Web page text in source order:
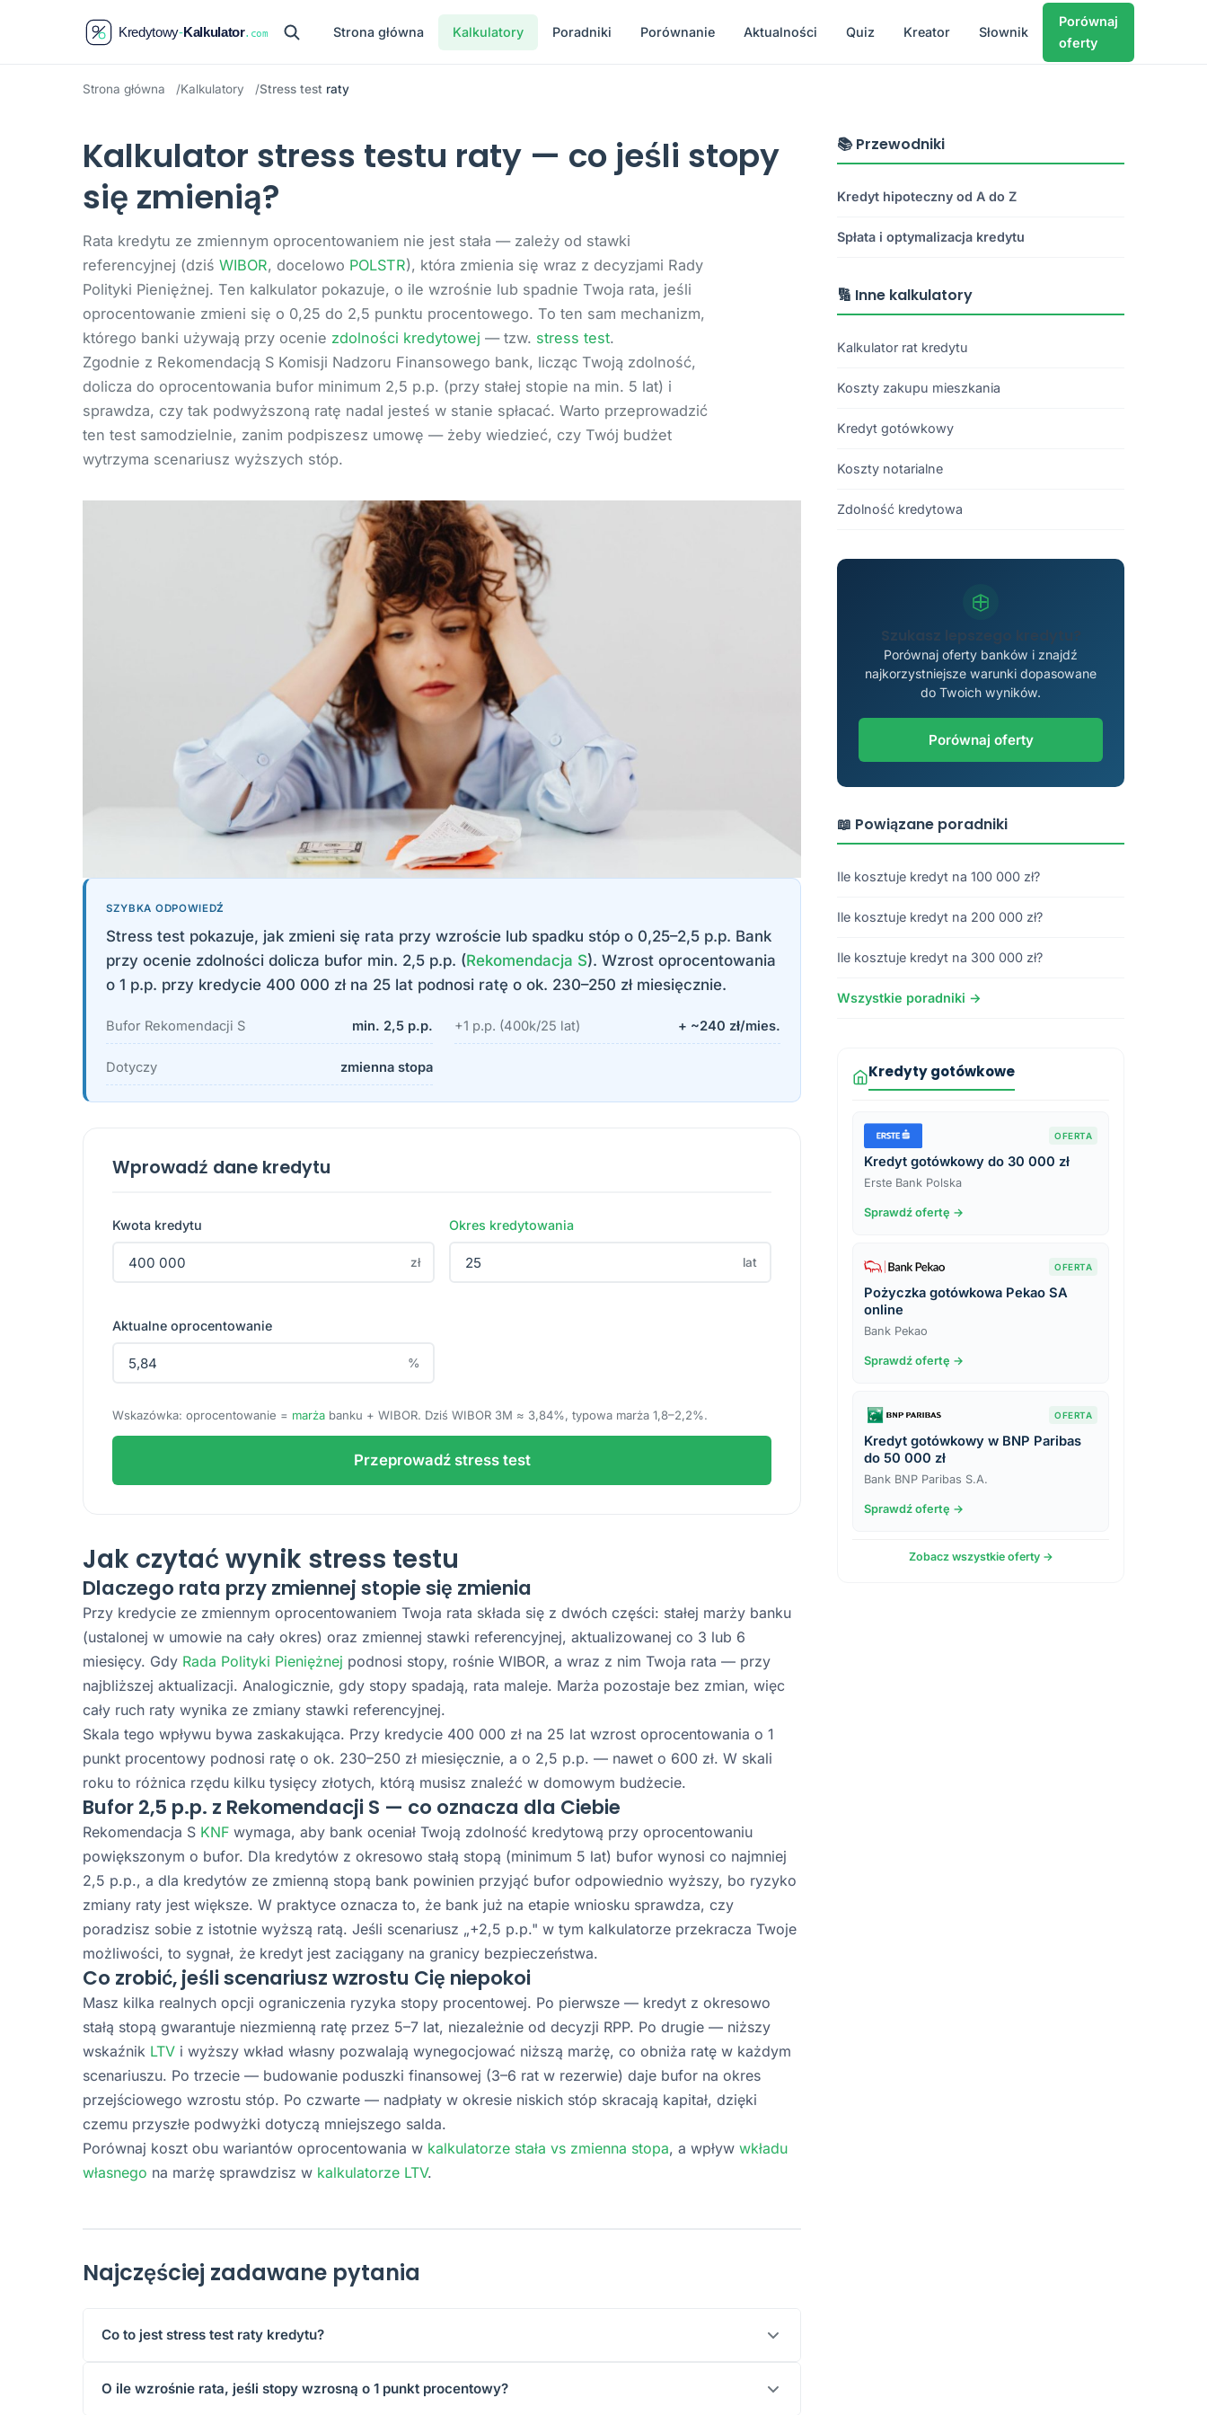
Strona główna Kalkulatory Poradniki Porównanie Aktualności Quiz Kreator Słownik
Porównaj
oferty
Strona główna Kalkulatory Stress test raty
Kalkulator stress testu raty — co jeśli stopy
się zmienią?
Rata kredytu ze zmiennym oprocentowaniem nie jest stała — zależy od stawki
referencyjnej (dziś WIBOR, docelowo POLSTR), która zmienia się wraz z decyzjami Rady
Polityki Pieniężnej. Ten kalkulator pokazuje, o ile wzrośnie lub spadnie Twoja rata, jeśli
oprocentowanie zmieni się o 0,25 do 2,5 punktu procentowego. To ten sam mechanizm,
którego banki używają przy ocenie zdolności kredytowej — tzw. stress test.
Zgodnie z Rekomendacją S Komisji Nadzoru Finansowego bank, licząc Twoją zdolność,
dolicza do oprocentowania bufor minimum 2,5 p.p. (przy stałej stopie na min. 5 lat) i
sprawdza, czy tak podwyższoną ratę nadal jesteś w stanie spłacać. Warto przeprowadzić
ten test samodzielnie, zanim podpiszesz umowę — żeby wiedzieć, czy Twój budżet
wytrzyma scenariusz wyższych stóp.
SZYBKA ODPOWIEDŹ
Stress test pokazuje, jak zmieni się rata przy wzroście lub spadku stóp o 0,25–2,5 p.p. Bank
przy ocenie zdolności dolicza bufor min. 2,5 p.p. (Rekomendacja S). Wzrost oprocentowania
o 1 p.p. przy kredycie 400 000 zł na 25 lat podnosi ratę o ok. 230–250 zł miesięcznie.
Bufor Rekomendacji S min. 2,5 p.p. +1 p.p. (400k/25 lat) + ~240 zł/mies.
Dotyczy zmienna stopa
Wprowadź dane kredytu
Kwota kredytu
zł
Okres kredytowania
lat
Aktualne oprocentowanie
%
Wskazówka: oprocentowanie = marża banku + WIBOR. Dziś WIBOR 3M ≈ 3,84%, typowa marża 1,8–2,2%.
Przeprowadź stress test
Jak czytać wynik stress testu
Dlaczego rata przy zmiennej stopie się zmienia
Przy kredycie ze zmiennym oprocentowaniem Twoja rata składa się z dwóch części: stałej marży banku
(ustalonej w umowie na cały okres) oraz zmiennej stawki referencyjnej, aktualizowanej co 3 lub 6
miesięcy. Gdy Rada Polityki Pieniężnej podnosi stopy, rośnie WIBOR, a wraz z nim Twoja rata — przy
najbliższej aktualizacji. Analogicznie, gdy stopy spadają, rata maleje. Marża pozostaje bez zmian, więc
cały ruch raty wynika ze zmiany stawki referencyjnej.
Skala tego wpływu bywa zaskakująca. Przy kredycie 400 000 zł na 25 lat wzrost oprocentowania o 1
punkt procentowy podnosi ratę o ok. 230–250 zł miesięcznie, a o 2,5 p.p. — nawet o 600 zł. W skali
roku to różnica rzędu kilku tysięcy złotych, którą musisz znaleźć w domowym budżecie.
Bufor 2,5 p.p. z Rekomendacji S — co oznacza dla Ciebie
Rekomendacja S KNF wymaga, aby bank oceniał Twoją zdolność kredytową przy oprocentowaniu
powiększonym o bufor. Dla kredytów z okresowo stałą stopą (minimum 5 lat) bufor wynosi co najmniej
2,5 p.p., a dla kredytów ze zmienną stopą bank powinien przyjąć bufor odpowiednio wyższy, bo ryzyko
zmiany raty jest większe. W praktyce oznacza to, że bank już na etapie wniosku sprawdza, czy
poradzisz sobie z istotnie wyższą ratą. Jeśli scenariusz „+2,5 p.p." w tym kalkulatorze przekracza Twoje
możliwości, to sygnał, że kredyt jest zaciągany na granicy bezpieczeństwa.
Co zrobić, jeśli scenariusz wzrostu Cię niepokoi
Masz kilka realnych opcji ograniczenia ryzyka stopy procentowej. Po pierwsze — kredyt z okresowo
stałą stopą gwarantuje niezmienną ratę przez 5–7 lat, niezależnie od decyzji RPP. Po drugie — niższy
wskaźnik LTV i wyższy wkład własny pozwalają wynegocjować niższą marżę, co obniża ratę w każdym
scenariuszu. Po trzecie — budowanie poduszki finansowej (3–6 rat w rezerwie) daje bufor na okres
przejściowego wzrostu stóp. Po czwarte — nadpłaty w okresie niskich stóp skracają kapitał, dzięki
czemu przyszłe podwyżki dotyczą mniejszego salda.
Porównaj koszt obu wariantów oprocentowania w kalkulatorze stała vs zmienna stopa, a wpływ wkładu
własnego na marżę sprawdzisz w kalkulatorze LTV.
Najczęściej zadawane pytania
Co to jest stress test raty kredytu?
oprocentowaniem, gdy stawka referencyjna (WIBOR/POLSTR) wzrośnie lub spadnie. To narzędzie oceny
O ile wzrośnie rata, jeśli stopy wzrosną o 1 punkt procentowy?
📚 Przewodniki
Kredyt hipoteczny od A do Z
Spłata i optymalizacja kredytu
🔢 Inne kalkulatory
Kalkulator rat kredytu
Koszty zakupu mieszkania
Kredyt gotówkowy
Koszty notarialne
Zdolność kredytowa
Szukasz lepszego kredytu?
Porównaj oferty banków i znajdź
najkorzystniejsze warunki dopasowane
do Twoich wyników.
Porównaj oferty
📖 Powiązane poradniki
Ile kosztuje kredyt na 100 000 zł?
Ile kosztuje kredyt na 200 000 zł?
Ile kosztuje kredyt na 300 000 zł?
Wszystkie poradniki →
Kredyty gotówkowe
OFERTA
Kredyt gotówkowy do 30 000 zł
Erste Bank Polska
Sprawdź ofertę →
OFERTA
Pożyczka gotówkowa Pekao SA
online
Bank Pekao
Sprawdź ofertę →
OFERTA
Kredyt gotówkowy w BNP Paribas
do 50 000 zł
Bank BNP Paribas S.A.
Sprawdź ofertę →
Zobacz wszystkie oferty →